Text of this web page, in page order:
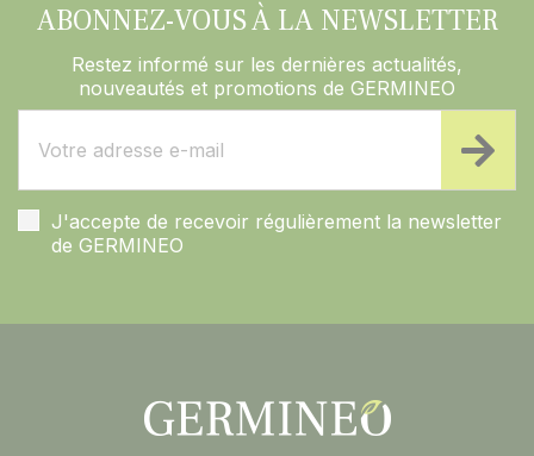
ABONNEZ-VOUS À LA NEWSLETTER
Restez informé sur les dernières actualités,
nouveautés et promotions de GERMINEO
J'accepte de recevoir régulièrement la newsletter
de GERMINEO